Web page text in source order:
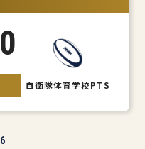
0
自衛隊体育学校PTS
6